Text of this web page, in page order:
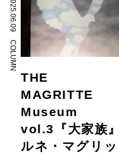
2025.06.09
COLUMN
THE
MAGRITTE
Museum
vol.3『大家族』
ルネ・マグリッ